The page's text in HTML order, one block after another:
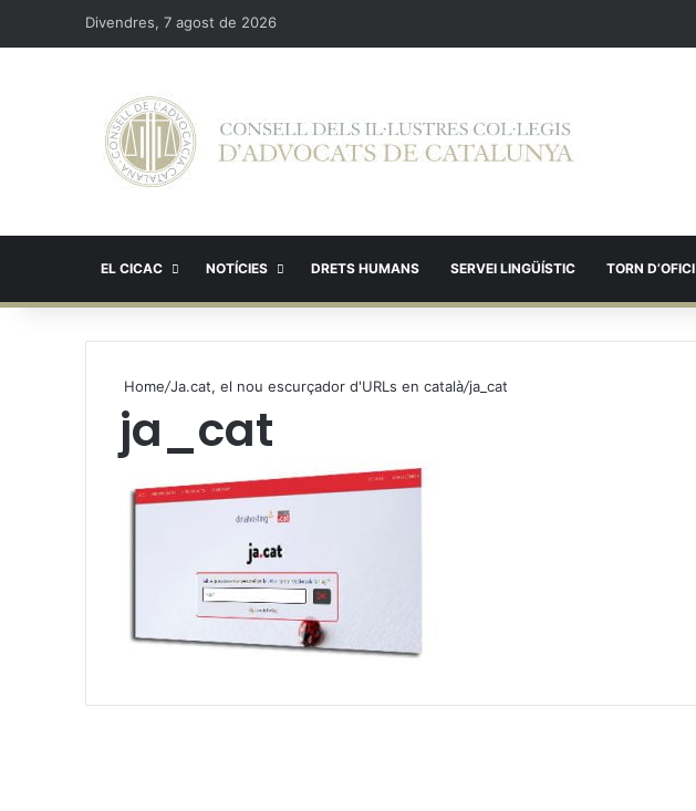
Divendres, 7 agost de 2026
EL CICAC NOTÍCIES DRETS HUMANS SERVEI LINGÜÍSTIC TORN D’OFICI
Home/Ja.cat, el nou escurçador d'URLs en català/ja_cat
ja_cat